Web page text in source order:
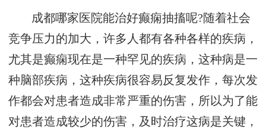
成都哪家医院能治好癫痫抽搐呢?随着社会
竞争压力的加大，许多人都有各种各样的疾病，
尤其是癫痫现在是一种罕见的疾病，这种病是一
种脑部疾病，这种疾病很容易反复发作，每次发
作都会对患者造成非常严重的伤害，所以为了能
对患者造成较少的伤害，及时治疗这病是关键，